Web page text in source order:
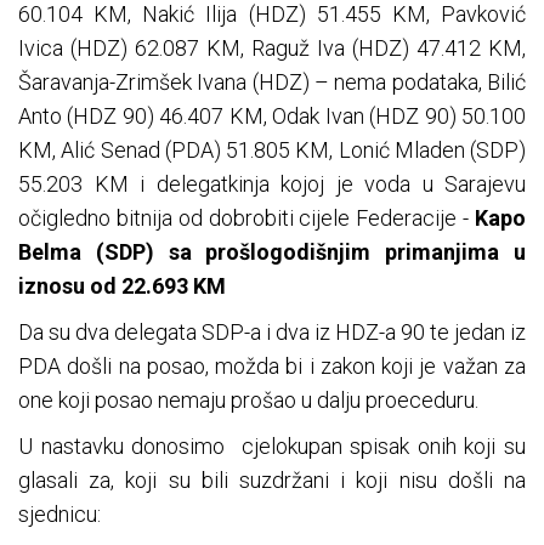
60.104 KM, Nakić Ilija (HDZ) 51.455 KM, Pavković
Ivica (HDZ) 62.087 KM, Raguž Iva (HDZ) 47.412 KM,
Šaravanja-Zrimšek Ivana (HDZ) – nema podataka, Bilić
Anto (HDZ 90) 46.407 KM, Odak Ivan (HDZ 90) 50.100
KM, Alić Senad (PDA) 51.805 KM, Lonić Mladen (SDP)
55.203 KM i delegatkinja kojoj je voda u Sarajevu
očigledno bitnija od dobrobiti cijele Federacije - Kapo
Belma (SDP) sa prošlogodišnjim primanjima u
iznosu od 22.693 KM
Da su dva delegata SDP-a i dva iz HDZ-a 90 te jedan iz
PDA došli na posao, možda bi i zakon koji je važan za
one koji posao nemaju prošao u dalju proeceduru.
U nastavku donosimo cjelokupan spisak onih koji su
glasali za, koji su bili suzdržani i koji nisu došli na
sjednicu: